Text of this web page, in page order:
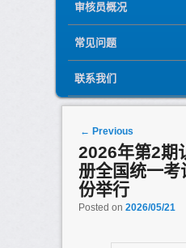
审核员概况
常见问题
联系我们
Post navigation
← Previous
2026年第2期
册全国统一考
份举行
Posted on 2026/05/21